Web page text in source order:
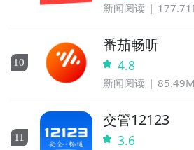
新闻阅读
10
番茄畅听
4.8
新闻阅读
11
交管12123
3.6